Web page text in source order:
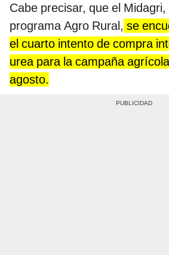
Cabe precisar, que el
programa Agro Rural, se
el cuarto intento de compra
urea para la campaña
agosto.